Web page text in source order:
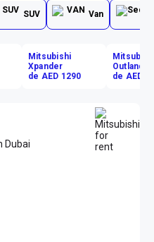
SUV Van
Mitsubishi
Xpander
de AED 1290
Outlander
de AED